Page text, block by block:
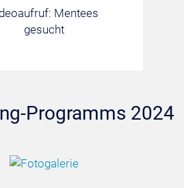
Mentees
gesucht
Programms 2024